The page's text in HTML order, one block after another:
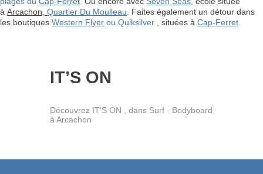
à Arcachon, Quartier Du Moulleau . Faites également un détour dans
les boutiques Western Flyer ou Quiksilver , situées à Cap-Ferret
IT’S ON
Découvrez IT’S ON , dans Surf - Bodyboard
à Arcachon